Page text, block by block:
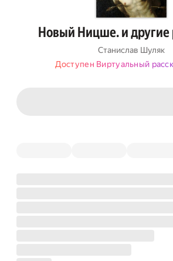
Новый Ницше. и другие
Станислав Шуляк
Доступен Виртуальный